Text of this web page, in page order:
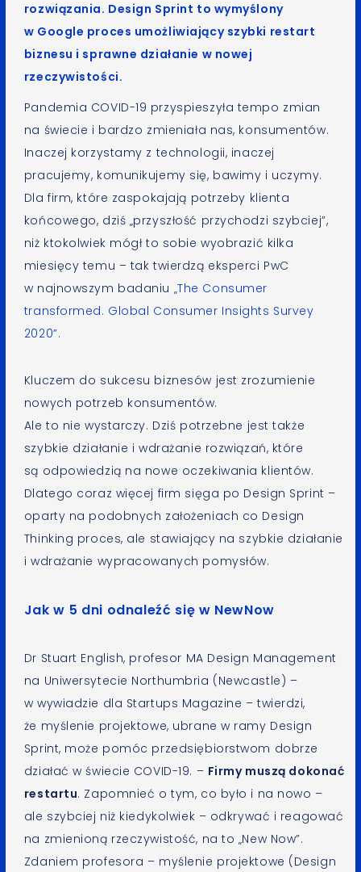
rozwiązania. Design Sprint to wymyślony
w Google proces umożliwiający szybki restart
biznesu i sprawne działanie w nowej
rzeczywistości.
Pandemia COVID-19 przyspieszyła tempo zmian
na świecie i bardzo zmieniała nas, konsumentów.
Inaczej korzystamy z technologii, inaczej
pracujemy, komunikujemy się, bawimy i uczymy.
Dla firm, które zaspokajają potrzeby klienta
końcowego, dziś „przyszłość przychodzi szybciej”,
niż ktokolwiek mógł to sobie wyobrazić kilka
miesięcy temu – tak twierdzą eksperci PwC
w najnowszym badaniu „The Consumer
transformed. Global Consumer Insights Survey
2020”.
Kluczem do sukcesu biznesów jest zrozumienie
nowych potrzeb konsumentów.
Ale to nie wystarczy. Dziś potrzebne jest także
szybkie działanie i wdrażanie rozwiązań, które
są odpowiedzią na nowe oczekiwania klientów.
Dlatego coraz więcej firm sięga po Design Sprint –
oparty na podobnych założeniach co Design
Thinking proces, ale stawiający na szybkie działanie
i wdrażanie wypracowanych pomysłów.
Jak w 5 dni odnaleźć się w NewNow
Dr Stuart English, profesor MA Design Management
na Uniwersytecie Northumbria (Newcastle) –
w wywiadzie dla Startups Magazine – twierdzi,
że myślenie projektowe, ubrane w ramy Design
Sprint, może pomóc przedsiębiorstwom dobrze
działać w świecie COVID-19. – Firmy muszą dokonać
restartu. Zapomnieć o tym, co było i na nowo –
ale szybciej niż kiedykolwiek – odkrywać i reagować
na zmienioną rzeczywistość, na to „New Now”.
Zdaniem profesora – myślenie projektowe (Design